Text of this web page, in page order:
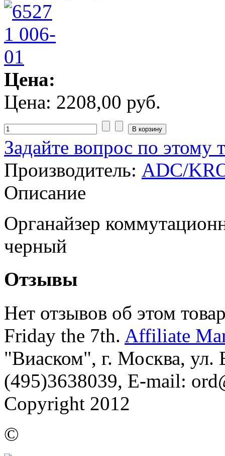
Цена:
Цена: 2208,00 руб.
Задайте вопрос по этому
Производитель: ADC/
Описание
Органайзер
черный
Отзывы
Нет отзывов об этом
Friday the 7th. Affiliate
"Виаском", г. Москва, ул.
(495)3638039, E-mail:
Copyright 2012
©